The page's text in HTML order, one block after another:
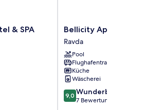
& SPA
Bellicity
Apart
Complex
Ravda
Bellicity Apart
Ravda
Pool
Flughafentransfer
Küche
Wäscherei
9.0
von
9,0 Wunderbar
7 Bewertungen